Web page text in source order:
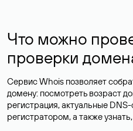
Что можно
проверки
Сервис Whois позволяет
домену: посмотреть возраст
регистрация, актуальные
регистратором, а также